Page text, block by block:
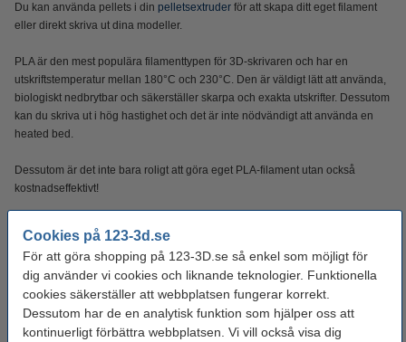
Cookies på 123-3d.se
För att göra shopping på 123-3D.se så enkel som möjligt för
dig använder vi cookies och liknande teknologier. Funktionella
cookies säkerställer att webbplatsen fungerar korrekt.
Dessutom har de en analytisk funktion som hjälper oss att
kontinuerligt förbättra webbplatsen. Vi vill också visa dig
Du kan använda pellets i din pelletsextruder för att skapa ditt eget filament
eller direkt skriva ut dina modeller.
PLA är den mest populära filamenttypen för 3D-skrivaren och har en
utskriftstemperatur mellan 180°C och 230°C. Den är väldigt lätt att använda,
biologiskt nedbrytbar och säkerställer skarpa och exakta utskrifter. Dessutom
kan du skriva ut i hög hastighet och det är inte nödvändigt att använda en
heated bed.
Dessutom är det inte bara roligt att göra eget PLA-filament utan också
kostnadseffektivt!
Specifikationer
Produkt type: PLA
Vikt: 25 kg